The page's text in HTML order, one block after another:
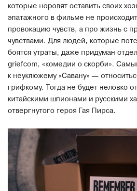
которые норовят оставить своих
эпатажного в фильме не
провокацию чувств, а про жизнь с
чувствами. Для людей, которые
боятся утраты, даже придуман
griefcom, «комедии о скорби».
к неуклюжему «Савану» —
грифкому. Тогда не будет неловко
китайскими шпионами и русскими
отвергнутого героя Гая Пирса.